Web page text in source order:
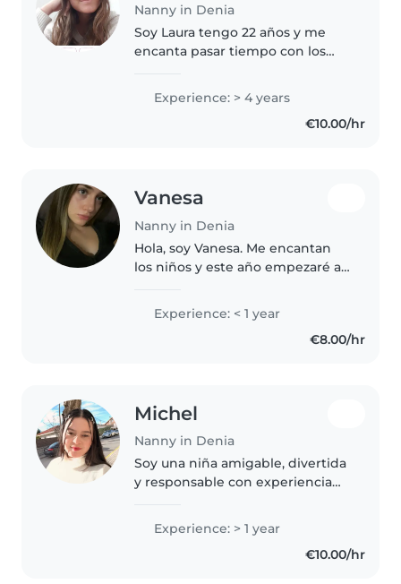
Nanny in Denia
Soy Laura tengo 22 años y me
encanta pasar tiempo con los
deberes, paseando, en el
parque... En cuanto a
Experience: > 4 years
€10.00/hr
Vanesa
Nanny in Denia
Hola, soy Vanesa. Me encantan
los niños y este año empezaré a
pasar tiempo con ellos mientras
aprendo y les hago compañía..
Experience: < 1 year
€8.00/hr
Michel
Nanny in Denia
Soy una niña amigable, divertida
y responsable con experiencia
encanta dibujar, jugar y tocar
música. Me adapto fácilmente a
Experience: > 1 year
€10.00/hr